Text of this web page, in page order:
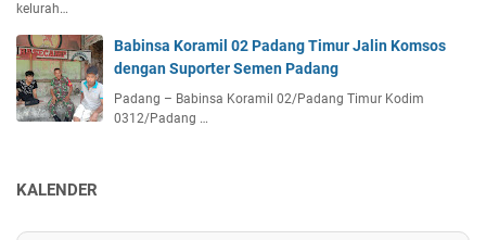
kelurah…
Babinsa Koramil 02 Padang Timur Jalin Komsos
dengan Suporter Semen Padang
Padang – Babinsa Koramil 02/Padang Timur Kodim
0312/Padang …
KALENDER